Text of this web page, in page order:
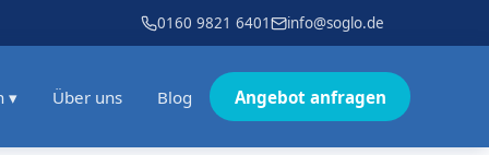
0160 9821 6401 info@soglo.de
▾ Über uns Blog Angebot anfragen